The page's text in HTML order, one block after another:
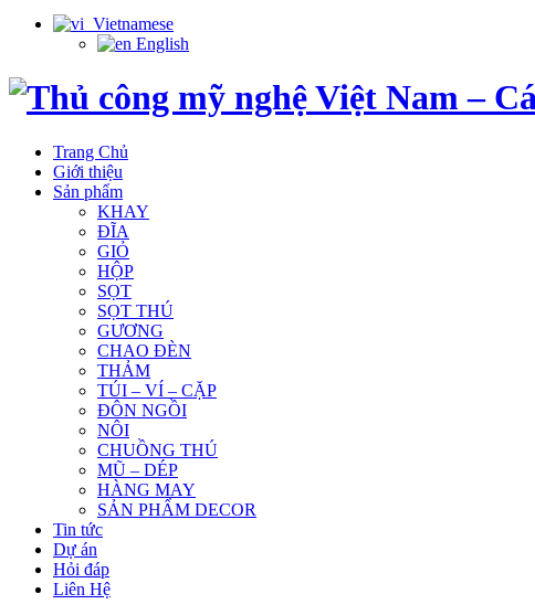
Vietnamese
English
Trang Chủ
Giới thiệu
Sản phẩm
KHAY
ĐĨA
GIỎ
HỘP
SỌT
SỌT THÚ
GƯƠNG
CHAO ĐÈN
THẢM
TÚI – VÍ – CẶP
ĐÔN NGỒI
NÔI
CHUỒNG THÚ
MŨ – DÉP
HÀNG MAY
SẢN PHẨM DECOR
Tin tức
Dự án
Hỏi đáp
Liên Hệ